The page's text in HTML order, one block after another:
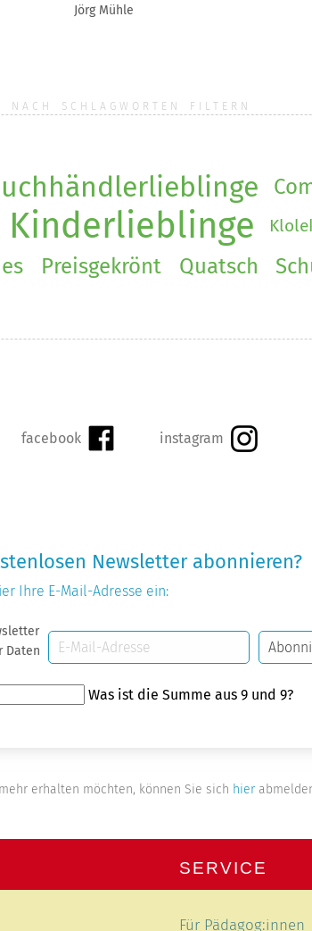
Jörg Mühle
NACH SCHLAGWORTEN FILTERN
Kinderlieblinge
Preisgekrönt Quatsch
Newsletter abonnieren?
Ihre E-Mail-Adresse ein:
Mail-
AdresseWas ist die Summe aus 9 und 9?
erhalten möchten, können Sie sich hier
SERVICE
Für Pädagog:innen